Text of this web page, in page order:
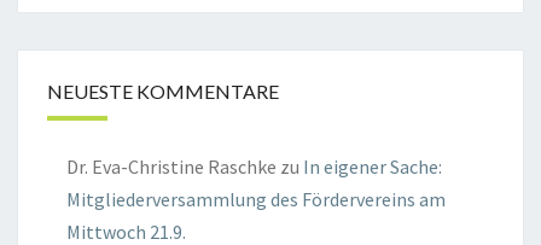
NEUESTE KOMMENTARE
Dr. Eva-Christine Raschke zu In eigener Sache:
Mitgliederversammlung des Fördervereins am
Mittwoch 21.9.